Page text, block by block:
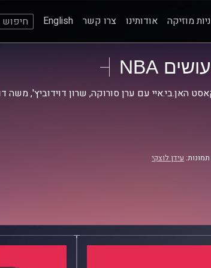
מוזיקה אודותינו צרו קשר English חיפוש:
עושים NBA
האן.בי.איי עם ערן סורוקה, שרון דוידוביץ', משה
עידן לוצקי